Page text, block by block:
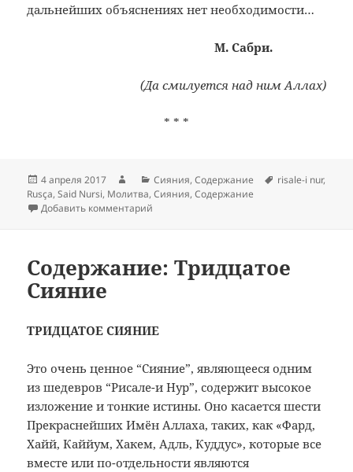
дальнейших объяснениях нет необходимости…
М. Сабри.
(Да смилуется над ним Аллах)
* * *
Опубликовано
4 апреля 2017 АвторРубрики
Сияния,Содержание Метки
risale-i nur,
Rusça,Said Nursi, Молитва,Сияния,Содержание
Добавить комментарий
Содержание: Тридцатое
Сияние
ТРИДЦАТОЕ СИЯНИЕ
Это очень ценное “Сияние”, являющееся одним
из шедевров “Рисале-и Нур”, содержит высокое
изложение и тонкие истины. Оно касается шести
Прекраснейших Имён Аллаха, таких, как «Фард,
Хайй, Каййум, Хакем, Адль, Куддус», которые все
вместе или по-отдельности являются